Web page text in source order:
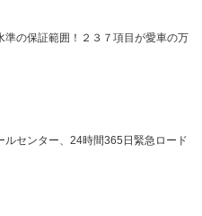
準の保証範囲！２３７項目が愛車の万
ルセンター、24時間365日緊急ロード